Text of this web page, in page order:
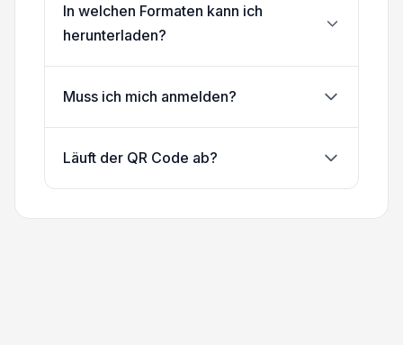
In welchen Formaten kann ich
herunterladen?
Muss ich mich anmelden?
Läuft der QR Code ab?